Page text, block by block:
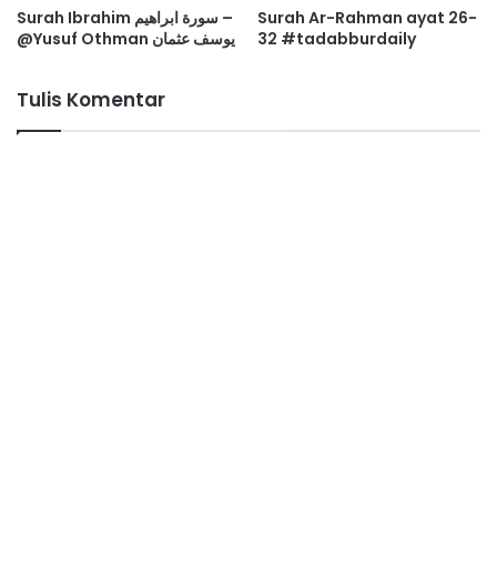
Surah Ibrahim سورة ابراهيم –
@Yusuf Othman يوسف عثمان
Surah Ar-Rahman ayat 26-
32 #tadabburdaily
Tulis Komentar